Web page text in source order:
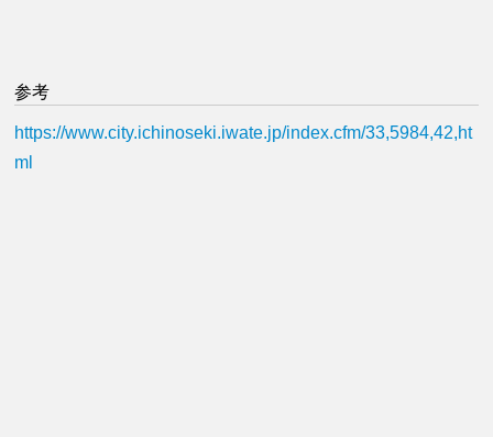
参考
https://www.city.ichinoseki.iwate.jp/index.cfm/33,5984,42,ht
ml